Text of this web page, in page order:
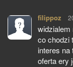
filippoz
widzialem
co chodzi
interes
oferta ery